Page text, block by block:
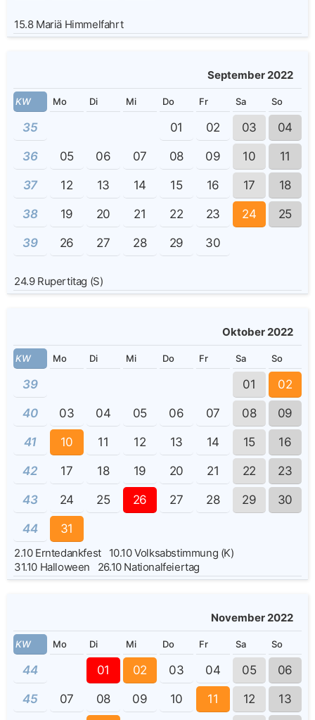
15.8Mariä Himmelfahrt
September 2022
KW Mo Di Mi Do Fr Sa So
35 01 02 03 04
36 05 06 07 08 09 10 11
37 12 13 14 15 16 17 18
38 19 20 21 22 23 24 25
39 26 27 28 29 30
24.9Rupertitag (S)
Oktober 2022
KW Mo Di Mi Do Fr Sa So
39 01 02
40 03 04 05 06 07 08 09
41 10 11 12 13 14 15 16
42 17 18 19 20 21 22 23
43 24 25 26 27 28 29 30
44 31
2.10Erntedankfest 10.10Volksabstimmung (K)
31.10 Halloween 26.10Nationalfeiertag
November 2022
KW Mo Di Mi Do Fr Sa So
44 01 02 03 04 05 06
45 07 08 09 10 11 12 13